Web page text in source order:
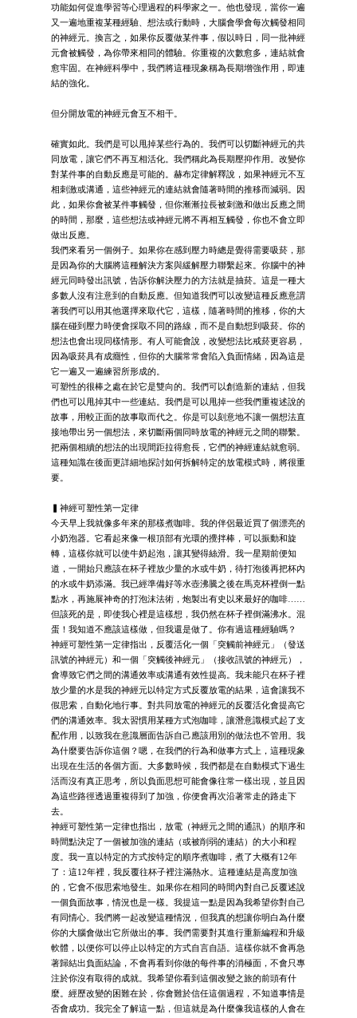
功能如何促進學習等心理過程的科學家之一。他也發現，當你一遍
又一遍地重複某種經驗、想法或行動時，大腦會學會每次觸發相同
的神經元。換言之，如果你反覆做某件事，假以時日，同一批神經
元會被觸發，為你帶來相同的體驗。你重複的次數愈多，連結就會
愈牢固。在神經科學中，我們將這種現象稱為長期增強作用，即連
結的強化。
但分開放電的神經元會互不相干。
確實如此。我們是可以甩掉某些行為的。我們可以切斷神經元的共
同放電，讓它們不再互相活化。我們稱此為長期壓抑作用。改變你
對某件事的自動反應是可能的。赫布定律解釋說，如果神經元不互
相刺激或溝通，這些神經元的連結就會隨著時間的推移而減弱。因
此，如果你會被某件事觸發，但你漸漸拉長被刺激和做出反應之間
的時間，那麼，這些想法或神經元將不再相互觸發，你也不會立即
做出反應。
我們來看另一個例子。如果你在感到壓力時總是覺得需要吸菸，那
是因為你的大腦將這種解決方案與緩解壓力聯繫起來。你腦中的神
經元同時發出訊號，告訴你解決壓力的方法就是抽菸。這是一種大
多數人沒有注意到的自動反應。但知道我們可以改變這種反應意謂
著我們可以用其他選擇來取代它，這樣，隨著時間的推移，你的大
腦在碰到壓力時便會採取不同的路線，而不是自動想到吸菸。你的
想法也會出現同樣情形。有人可能會說，改變想法比戒菸更容易，
因為吸菸具有成癮性，但你的大腦常常會陷入負面情緒，因為這是
它一遍又一遍練習所形成的。
可塑性的很棒之處在於它是雙向的。我們可以創造新的連結，但我
們也可以甩掉其中一些連結。我們是可以甩掉一些我們重複述說的
故事，用較正面的故事取而代之。你是可以刻意地不讓一個想法直
接地帶出另一個想法，來切斷兩個同時放電的神經元之間的聯繫。
把兩個相續的想法的出現間距拉得愈長，它們的神經連結就愈弱。
這種知識在後面更詳細地探討如何拆解特定的放電模式時，將很重
要。
▍神經可塑性第一定律
今天早上我就像多年來的那樣煮咖啡。我的伴侶最近買了個漂亮的
小奶泡器。它看起來像一根頂部有光環的攪拌棒，可以振動和旋
轉，這樣你就可以使牛奶起泡，讓其變得絲滑。我一星期前便知
道，一開始只應該在杯子裡放少量的水或牛奶，待打泡後再把杯內
的水或牛奶添滿。我已經準備好等水壺沸騰之後在馬克杯裡倒一點
點水，再施展神奇的打泡沫法術，炮製出有史以來最好的咖啡……
但該死的是，即使我心裡是這樣想，我仍然在杯子裡倒滿沸水。混
蛋！我知道不應該這樣做，但我還是做了。你有過這種經驗嗎？
神經可塑性第一定律指出，反覆活化一個「突觸前神經元」（發送
訊號的神經元）和一個「突觸後神經元」（接收訊號的神經元），
會導致它們之間的溝通效率或溝通有效性提高。我未能只在杯子裡
放少量的水是我的神經元以特定方式反覆放電的結果，這會讓我不
假思索，自動化地行事。對共同放電的神經元的反覆活化會提高它
們的溝通效率。我太習慣用某種方式泡咖啡，讓潛意識模式起了支
配作用，以致我在意識層面告訴自己應該用別的做法也不管用。我
為什麼要告訴你這個？嗯，在我們的行為和做事方式上，這種現象
出現在生活的各個方面。大多數時候，我們都是在自動模式下過生
活而沒有真正思考，所以負面思想可能會像往常一樣出現，並且因
為這些路徑透過重複得到了加強，你便會再次沿著常走的路走下
去。
神經可塑性第一定律也指出，放電（神經元之間的通訊）的順序和
時間點決定了一個被加強的連結（或被削弱的連結）的大小和程
度。我一直以特定的方式按特定的順序煮咖啡，煮了大概有12年
了：這12年裡，我反覆往杯子裡注滿熱水。這種連結是高度加強
的，它會不假思索地發生。如果你在相同的時間內對自己反覆述說
一個負面故事，情況也是一樣。我提這一點是因為我希望你對自己
有同情心。我們將一起改變這種情況，但我真的想讓你明白為什麼
你的大腦會做出它所做出的事。我們需要對其進行重新編程和升級
軟體，以便你可以停止以特定的方式自言自語。這樣你就不會再急
著歸結出負面結論，不會再看到你做的每件事的消極面，不會只專
注於你沒有取得的成就。我希望你看到這個改變之旅的前頭有什
麼。經歷改變的困難在於，你會難於信任這個過程，不知道事情是
否會成功。我完全了解這一點，但這就是為什麼像我這樣的人會在